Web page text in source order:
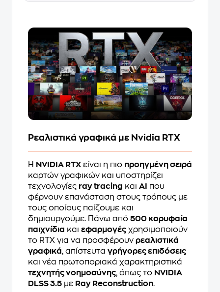
Ρεαλιστικά γραφικά με Nvidia RTX
Η NVIDIA RTX είναι η πιο προηγμένη σειρά
καρτών γραφικών και υποστηρίζει
τεχνολογίες ray tracing και AI
που
φέρνουν επανάσταση στους τρόπους με
τους οποίους παίζουμε και
δημιουργούμε. Πάνω από 500 κορυφαία
παιχνίδια και εφαρμογές χρησιμοποιούν
το RTX για να προσφέρουν ρεαλιστικά
γραφικά, απίστευτα γρήγορες επιδόσεις
και νέα πρωτοποριακά χαρακτηριστικά
τεχνητής νοημοσύνης, όπως το NVIDIA
DLSS 3.5 με Ray Reconstruction.